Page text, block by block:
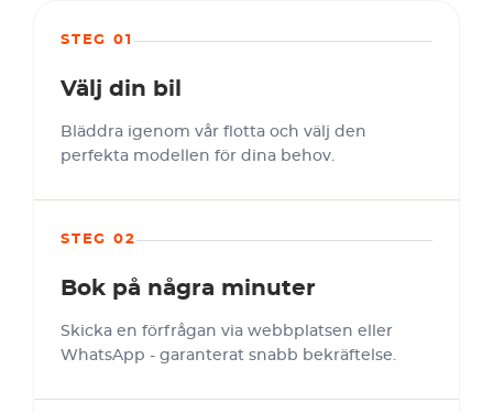
STEG 01
Välj din bil
Bläddra igenom vår flotta och välj den
perfekta modellen för dina behov.
STEG 02
Bok på några minuter
Skicka en förfrågan via webbplatsen eller
WhatsApp - garanterat snabb bekräftelse.